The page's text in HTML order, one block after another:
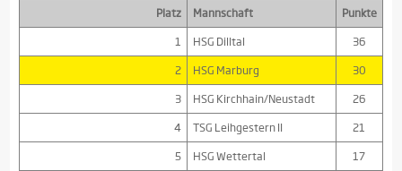
Platz Mannschaft
Punkte
1
HSG Dilltal
36
2
HSG Marburg
30
3
HSG Kirchhain/Neustadt
26
4
TSG Leihgestern II
21
5
HSG Wettertal 17